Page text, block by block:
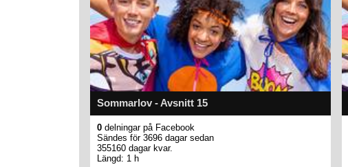
Sommarlov - Avsnitt 15
0 delningar på Facebook
Sändes för 3696 dagar sedan
355160 dagar kvar.
Längd: 1 h